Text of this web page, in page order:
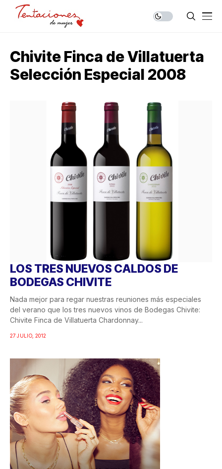
Chivite Finca de Villatuerta
Selección Especial 2008
LOS TRES NUEVOS CALDOS DE
BODEGAS CHIVITE
Nada mejor para regar nuestras reuniones más especiales
del verano que los tres nuevos vinos de Bodegas Chivite:
Chivite Finca de Villatuerta Chardonnay...
27 JULIO, 2012